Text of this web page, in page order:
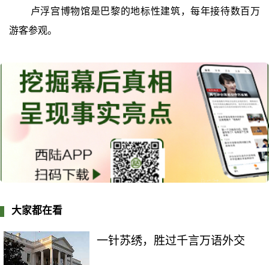
卢浮宫博物馆是巴黎的地标性建筑，每年接待数百万
游客参观。
大家都在看
一针苏绣，胜过千言万语外交